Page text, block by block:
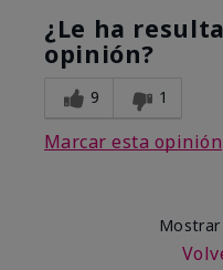
¿Le ha
opinión?
9 1
Marcar esta opinión
Mostrar